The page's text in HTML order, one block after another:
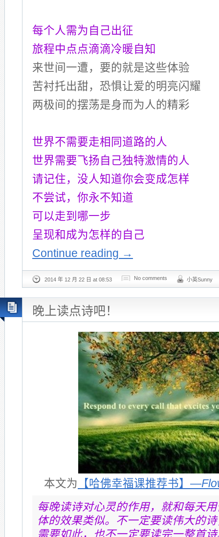
每个人需为自己出征
旅程中点点滴滴冷暖自知
来世间一遭，要的就是这些体验
苦衬托出甜，恐惧让爱的明亮闪耀
两极间的摆荡是身而为人的精彩
世界不需要走相同道路的人
世界需要飞扬自己独特激情的人
请记住，没人知道你会变成怎样
不尝试，你永不知道
可以走到哪一步
呈现和成为怎样的自己
Continue reading →
2014 年 12 月 22 日 at 08:53 No comments 小英Sunny
晚上读点诗吧！
本文为 【哈佛幸福课推荐书】—
每晚读诗对心灵的作用，就和每天
体的效果类似。不一定要读伟大的
需要如此，也不一定要读完一整首